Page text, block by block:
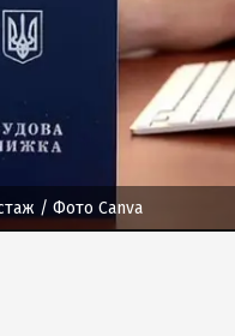
/ Фото Canva